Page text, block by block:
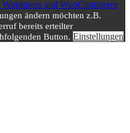
ändern möchten z.B.
bereits erteilter
Button. Einstellungen